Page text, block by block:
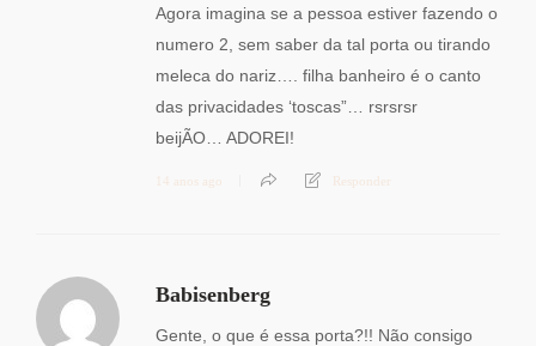
Agora imagina se a pessoa estiver fazendo o
numero 2, sem saber da tal porta ou tirando
meleca do nariz…. filha banheiro é o canto
das privacidades ‘toscas”… rsrsrsr
beijÃO… ADOREI!
14 anos ago Responder
Babisenberg
Gente, o que é essa porta?!! Não consigo